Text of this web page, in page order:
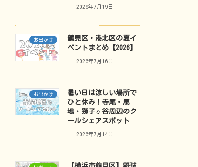
2026年7月19日
お出かけ
鶴見区・港北区の夏イ
ベントまとめ【2026】
2026年7月16日
お出かけ
暑い日は涼しい場所で
ひと休み！寺尾・馬
場・獅子ヶ谷周辺のク
ールシェアスポット
2026年7月14日
【横浜市鶴見区】野球